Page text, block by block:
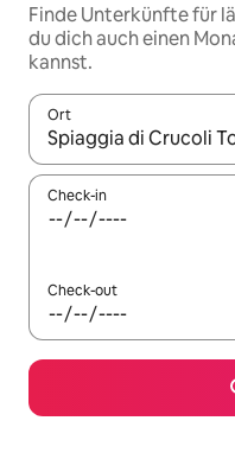
Finde Unterkünfte für
du dich auch einen
kannst.
Ort
Wenn Ergebnisse
Check-in
Check-out